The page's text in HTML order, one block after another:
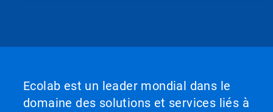
Ecolab est un leader mondial dans le
domaine des solutions et services liés à